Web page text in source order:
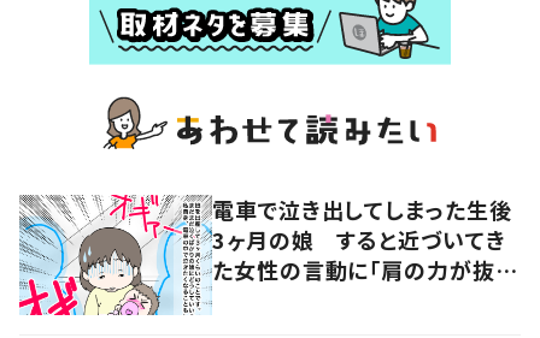
電車で泣き出してしまった生後
3ヶ月の娘 すると近づいてき
た女性の言動に「肩の力が抜け